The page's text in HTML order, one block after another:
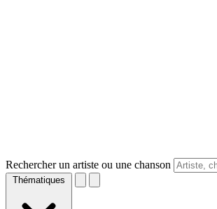
Rechercher un artiste ou une chanson
Thématiques